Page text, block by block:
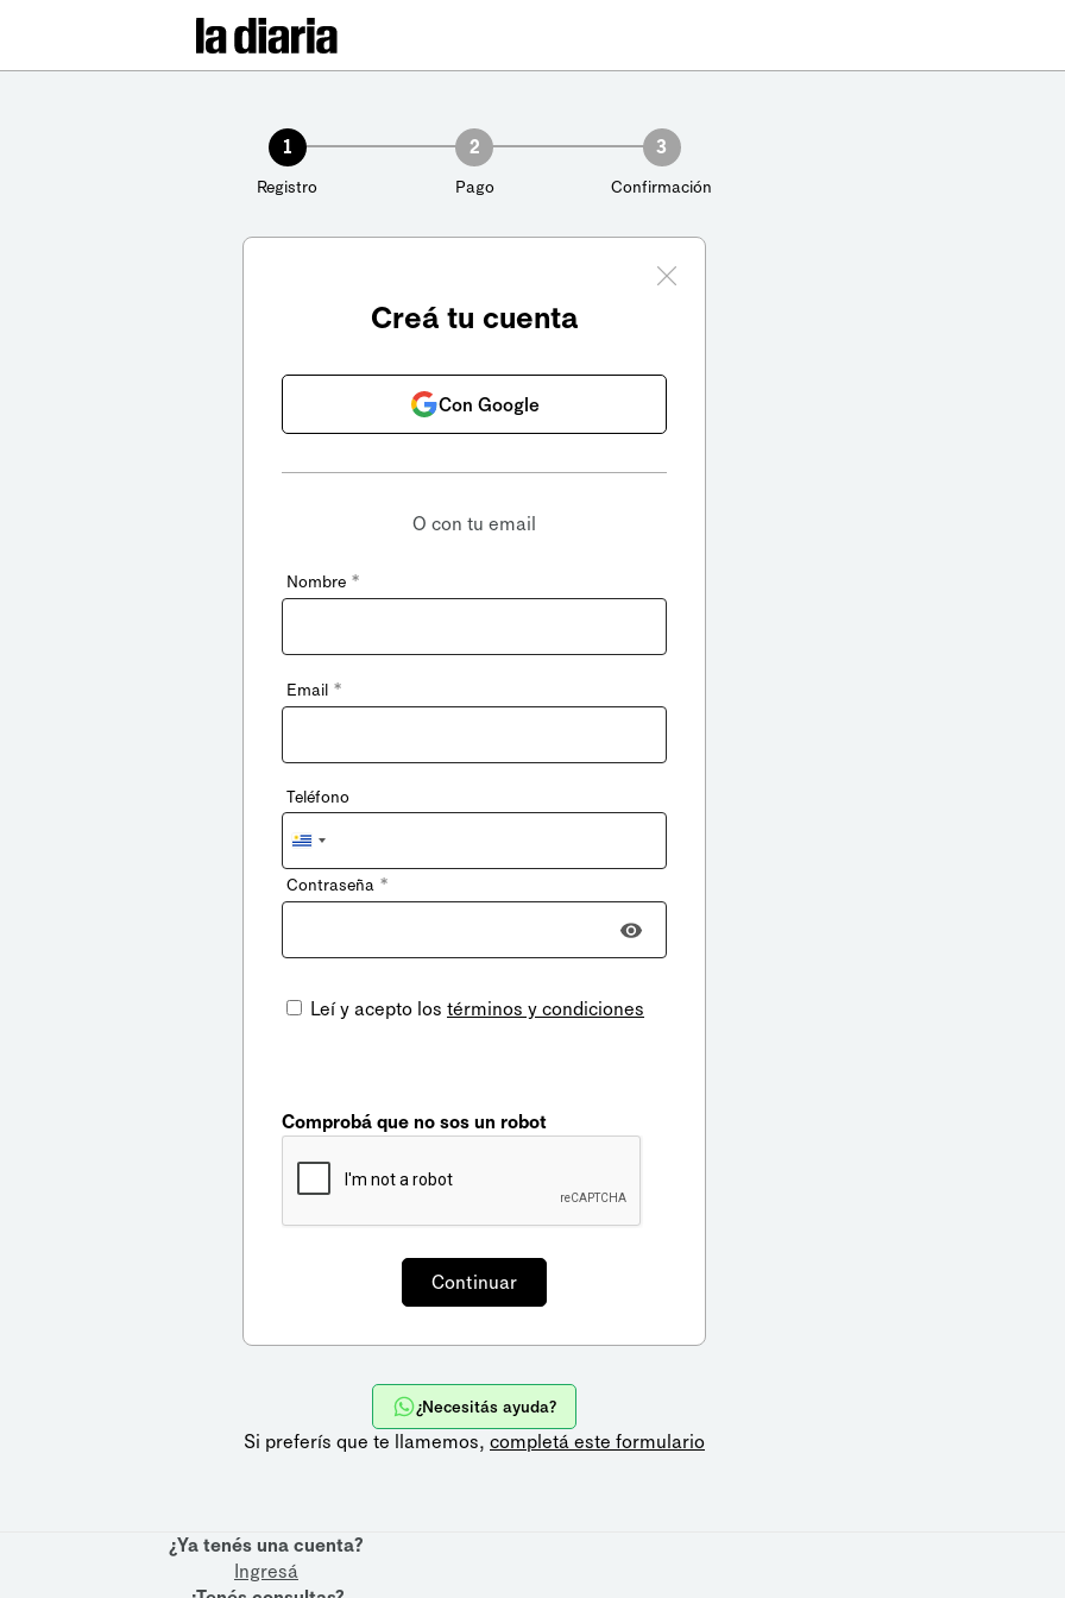
1
Registro
2
Pago
3
Confirmación
Creá tu cuenta
Con Google
O con tu email
Nombre *
Email *
Teléfono
Uruguay
+598
Contraseña *
Leí y acepto los términos y condiciones
Comprobá que no sos un robot
¿Necesitás ayuda?
Si preferís que te llamemos, completá este formulario
¿Ya tenés una cuenta?
Ingresá